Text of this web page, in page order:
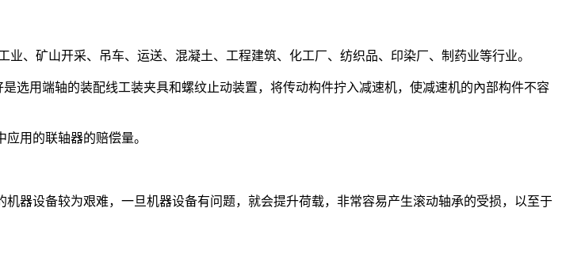
、矿山开采、吊车、运送、混凝土、工程建筑、化工厂、纺织品、印染厂、制药业等行业。
选用端轴的装配线工装夹具和螺纹止动装置，将传动构件拧入减速机，使减速机的內部构件不容
用的联轴器的赔偿量。
器设备较为艰难，一旦机器设备有问题，就会提升荷载，非常容易产生滚动轴承的受损，以至于